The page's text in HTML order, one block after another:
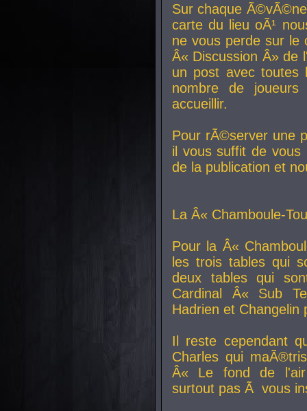
Sur chaque
carte du lieu oÃ¹
ne vous perde sur le
Â« Discussion Â» de
un post avec toutes
nombre de
accueillir.
Pour rÃ©server une
il vous suffit de vous
de la publication et
La Â« Chamboule-
Pour la Â«
les trois tables qui
deux tables qui
Cardinal
Â« Sub
Hadrien et Changelin
Il reste cependant
Charles qui
Â« Le fond de
surtout pas Ã vous